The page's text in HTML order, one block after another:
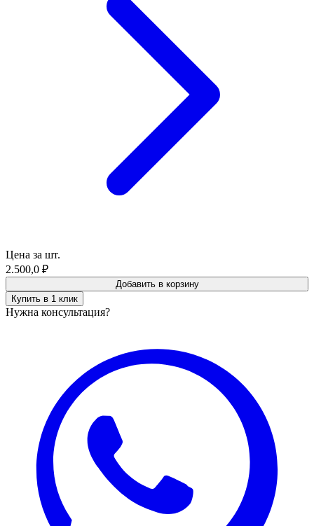
Цена за шт.
2.500,0 ₽
Добавить в корзину
Купить в 1 клик
Нужна консультация?